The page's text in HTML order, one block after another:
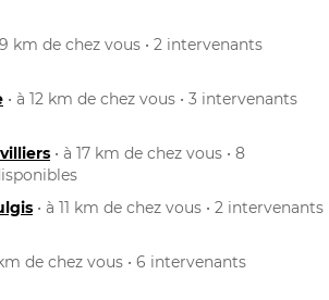
km de chez vous • 2 intervenants
• à 12 km de chez vous • 3 intervenants
• à 17 km de chez vous • 8
• à 11 km de chez vous • 2 intervenants
de chez vous • 6 intervenants